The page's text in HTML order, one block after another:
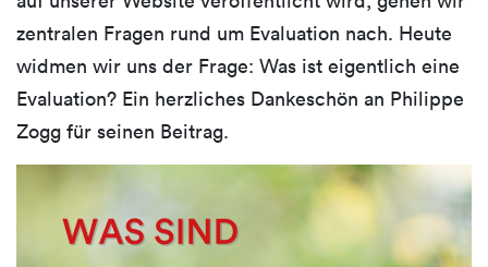
zentralen Fragen rund um Evaluation nach. Heute
widmen wir uns der Frage: Was ist eigentlich eine
Evaluation? Ein herzliches Dankeschön an Philippe
Zogg für seinen Beitrag.